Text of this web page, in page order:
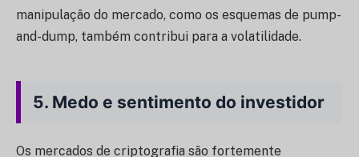
manipulação do mercado, como os esquemas de pump-
and-dump, também contribui para a volatilidade.
5. Medo e sentimento do investidor
Os mercados de criptografia são fortemente